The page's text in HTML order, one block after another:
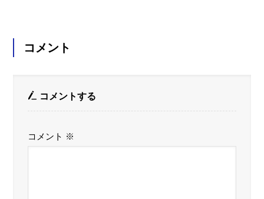
コメント
コメントする
コメント ※